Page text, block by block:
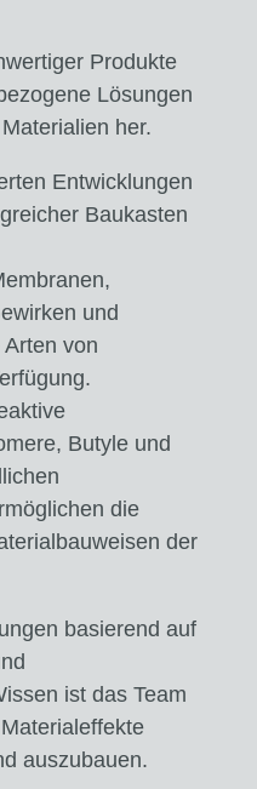
Produkte
Lösungen
her.
Entwicklungen
Baukasten
und
von
Butyle und
die
der
basierend auf
ist das Team
auszubauen.